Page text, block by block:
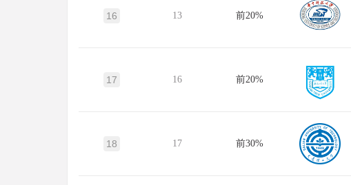
16 13 前20%
17 16 前20%
18 17 前30%